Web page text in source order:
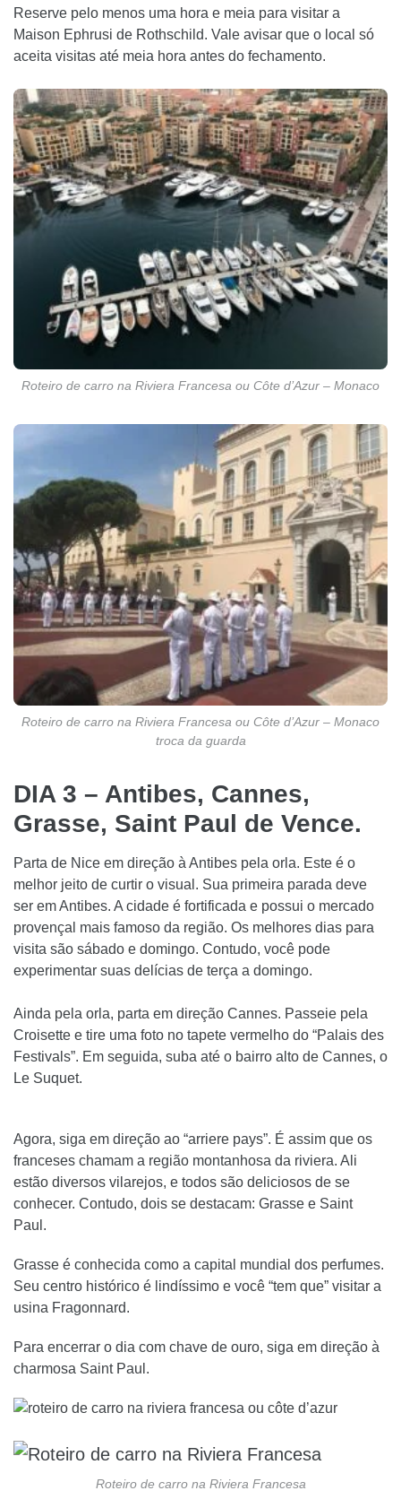
Reserve pelo menos uma hora e meia para visitar a
Maison Ephrusi de Rothschild. Vale avisar que o local só
aceita visitas até meia hora antes do fechamento.
Roteiro de carro na Riviera Francesa ou Côte d’Azur – Monaco
Roteiro de carro na Riviera Francesa ou Côte d’Azur – Monaco
troca da guarda
DIA 3 – Antibes, Cannes,
Grasse, Saint Paul de Vence.
Parta de Nice em direção à Antibes pela orla. Este é o
melhor jeito de curtir o visual. Sua primeira parada deve
ser em Antibes. A cidade é fortificada e possui o mercado
provençal mais famoso da região. Os melhores dias para
visita são sábado e domingo. Contudo, você pode
experimentar suas delícias de terça a domingo.
Ainda pela orla, parta em direção Cannes. Passeie pela
Croisette e tire uma foto no tapete vermelho do “Palais des
Festivals”. Em seguida, suba até o bairro alto de Cannes, o
Le Suquet.
Agora, siga em direção ao “arriere pays”. É assim que os
franceses chamam a região montanhosa da riviera. Ali
estão diversos vilarejos, e todos são deliciosos de se
conhecer. Contudo, dois se destacam: Grasse e Saint
Paul.
Grasse é conhecida como a capital mundial dos perfumes.
Seu centro histórico é lindíssimo e você “tem que” visitar a
usina Fragonnard.
Para encerrar o dia com chave de ouro, siga em direção à
charmosa Saint Paul.
Roteiro de carro na Riviera Francesa